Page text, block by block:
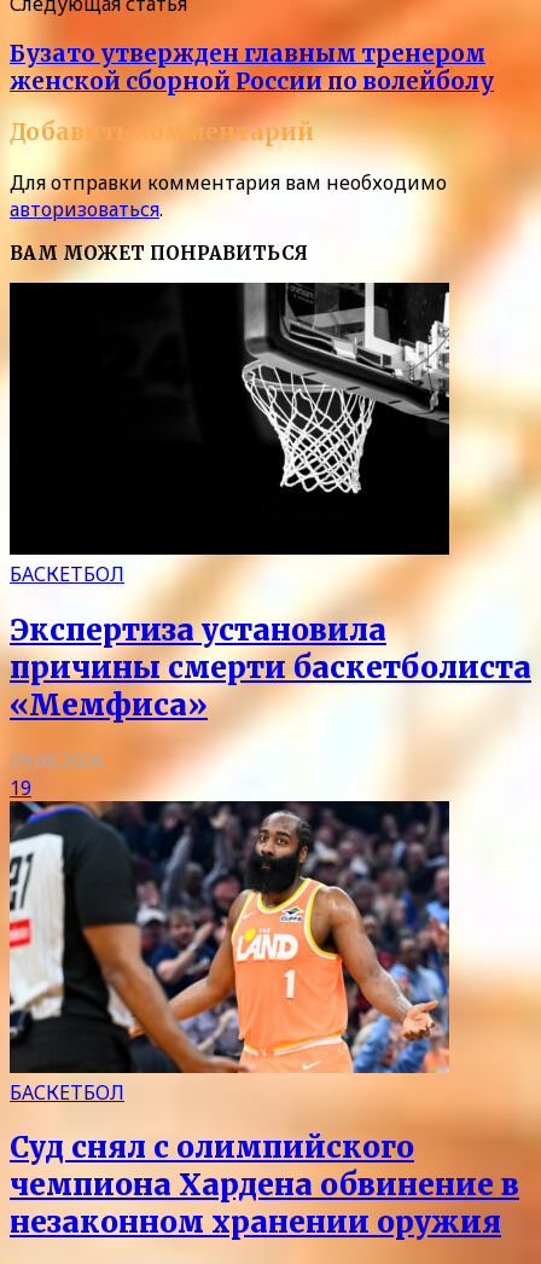
Бузато утвержден главным тренером
женской сборной России по волейболу
Добавить комментарий
Для отправки комментария вам необходимо
авторизоваться.
ВАМ МОЖЕТ ПОНРАВИТЬСЯ
БАСКЕТБОЛ
Экспертиза установила
причины смерти баскетболиста
«Мемфиса»
09.08.2026
19
БАСКЕТБОЛ
Суд снял с олимпийского
чемпиона Хардена обвинение в
незаконном хранении оружия